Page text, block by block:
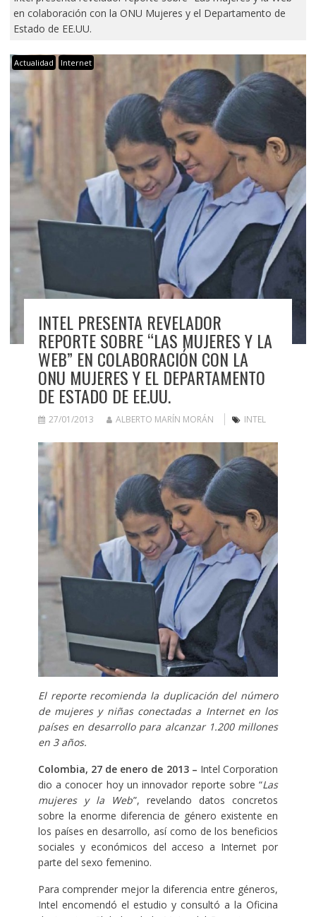
en colaboración con la ONU Mujeres y el Departamento de
Estado de EE.UU.
Actualidad Internet
INTEL PRESENTA REVELADOR
REPORTE SOBRE “LAS MUJERES Y LA
WEB” EN COLABORACIÓN CON LA
ONU MUJERES Y EL DEPARTAMENTO
DE ESTADO DE EE.UU.
27/01/2013 ALBERTO MARÍN MORÁN INTEL
El reporte recomienda la duplicación del número
de mujeres y niñas conectadas a Internet en los
países en desarrollo para alcanzar 1.200 millones
en 3 años.
Colombia, 27 de enero de 2013 – Intel Corporation
dio a conocer hoy un innovador reporte sobre “Las
mujeres y la Web”, revelando datos concretos
sobre la enorme diferencia de género existente en
los países en desarrollo, así como de los beneficios
sociales y económicos del acceso a Internet por
parte del sexo femenino.
Para comprender mejor la diferencia entre géneros,
Intel encomendó el estudio y consultó a la Oficina